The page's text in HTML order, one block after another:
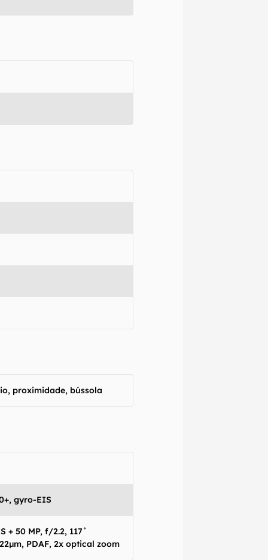
proximidade, bússola
gyro-EIS
+ 50 MP, f/2.2, 117˚
PDAF, 2x optical zoom